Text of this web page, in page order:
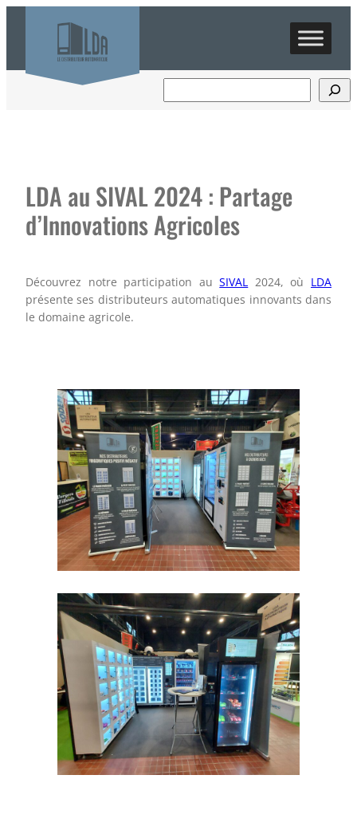
LDA au SIVAL 2024 : Partage
d’Innovations Agricoles
Découvrez notre participation auSIVAL 2024, où LDA
présente ses distributeurs automatiques innovants dans
le domaine agricole.